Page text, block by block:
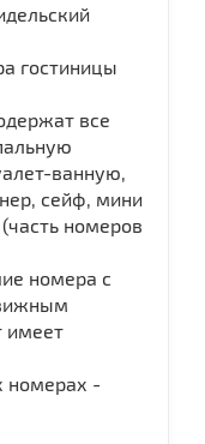
гостиницы
все
ванную,
сейф, мини
номеров
номера с
имеет
номерах -